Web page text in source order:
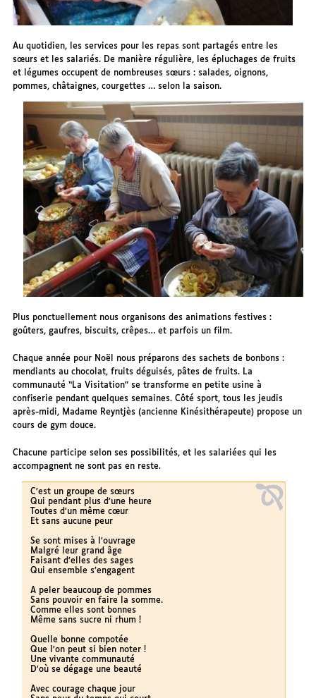
Au quotidien, les services pour les repas sont partagés entre les
sœurs et les salariés. De manière régulière, les épluchages de fruits
et légumes occupent de nombreuses sœurs : salades, oignons,
pommes, châtaignes, courgettes … selon la saison.
Plus ponctuellement nous organisons des animations festives :
goûters, gaufres, biscuits, crêpes… et parfois un film.
Chaque année pour Noël nous préparons des sachets de bonbons :
mendiants au chocolat, fruits déguisés, pâtes de fruits. La
communauté “La Visitation” se transforme en petite usine à
confiserie pendant quelques semaines. Côté sport, tous les jeudis
après-midi, Madame Reyntjès (ancienne Kinésithérapeute) propose un
cours de gym douce.
Chacune participe selon ses possibilités, et les salariées qui les
accompagnent ne sont pas en reste.
C’est un groupe de sœurs
Qui pendant plus d’une heure
Toutes d’un même cœur
Et sans aucune peur
Se sont mises à l’ouvrage
Malgré leur grand âge
Faisant d’elles des sages
Qui ensemble s’engagent
A peler beaucoup de pommes
Sans pouvoir en faire la somme.
Comme elles sont bonnes
Même sans sucre ni rhum !
Quelle bonne compotée
Que l’on peut si bien noter !
Une vivante communauté
D’où se dégage une beauté
Avec courage chaque jour